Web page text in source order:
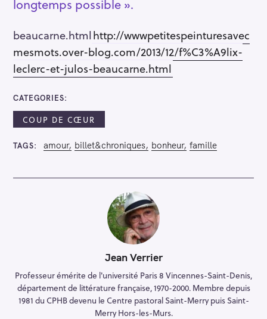
longtemps possible ».
beaucarne.htmlhttp://wwwpetitespeinturesavec
mesmots.over-blog.com/2013/12/f%C3%A9lix-
leclerc-et-julos-beaucarne.html
CATEGORIES
COUP DE CŒUR
TAGS amour billet&chroniques bonheur famille
Jean Verrier
Professeur émérite de l'université Paris 8 Vincennes-Saint-Denis,
département de littérature française, 1970-2000. Membre depuis
1981 du CPHB devenu le Centre pastoral Saint-Merry puis Saint-
Merry Hors-les-Murs.
S
a
r
c
f
o
r
: